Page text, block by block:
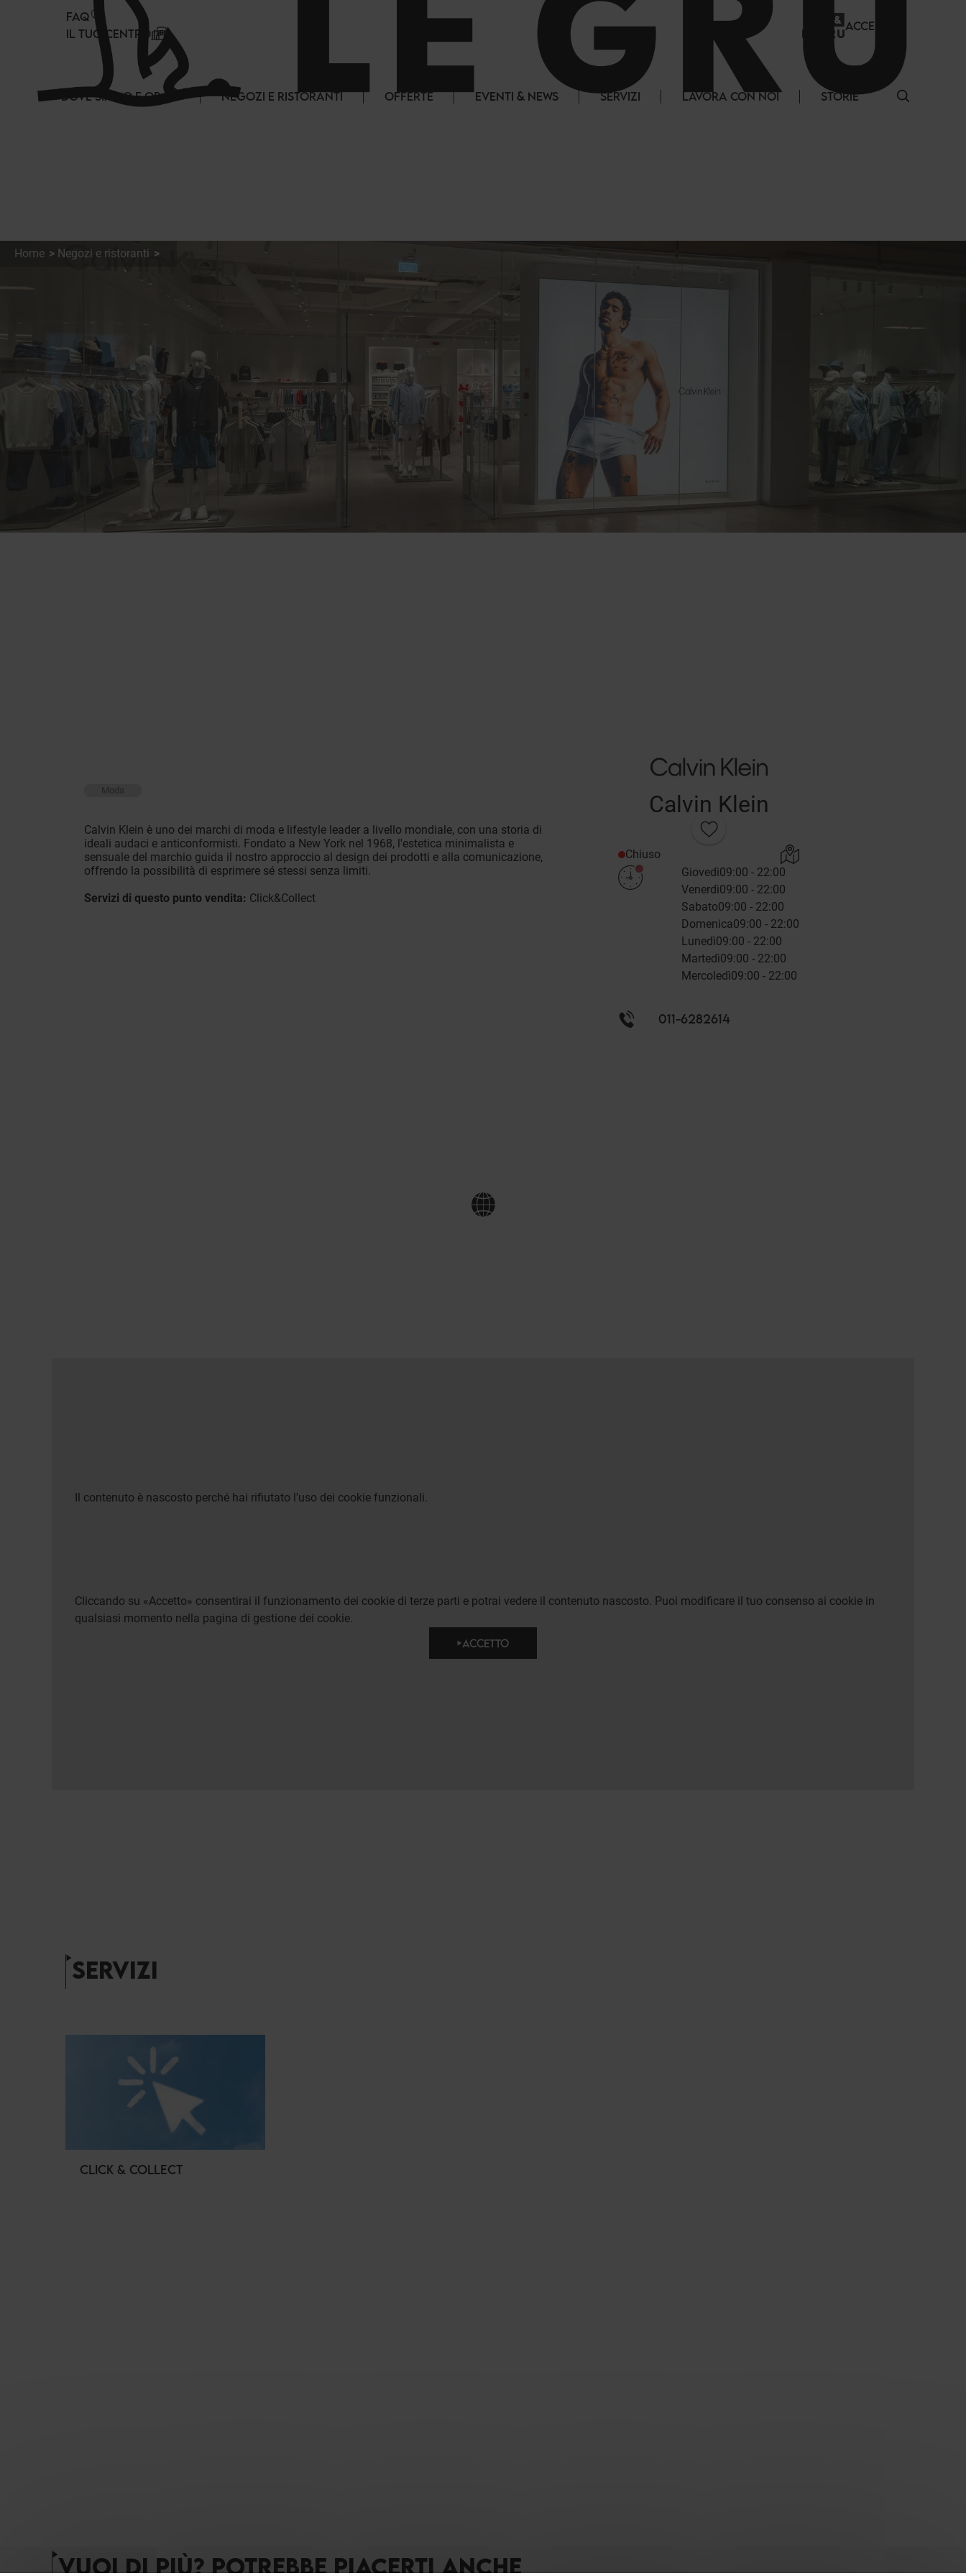
FAQ
IL TUO CENTRO
ACCEDI
DOVE SIAMO E ORARI NEGOZI E RISTORANTI OFFERTE EVENTI & NEWS SERVIZI LAVORA CON NOI STORIE
Home Negozi e ristoranti
Calvin Klein
Chiuso
Giovedì09:00 - 22:00
Venerdì09:00 - 22:00
Sabato09:00 - 22:00
Domenica09:00 - 22:00
Lunedì09:00 - 22:00
Martedì09:00 - 22:00
Mercoledì09:00 - 22:00
011-6282614
Moda
Calvin Klein è uno dei marchi di moda e lifestyle leader a livello mondiale, con una storia di
ideali audaci e anticonformisti. Fondato a New York nel 1968, l'estetica minimalista e
sensuale del marchio guida il nostro approccio al design dei prodotti e alla comunicazione,
offrendo la possibilità di esprimere sé stessi senza limiti.
Servizi di questo punto vendita: Click&Collect
Il contenuto è nascosto perché hai rifiutato l'uso dei cookie funzionali.
Cliccando su «Accetto» consentirai il funzionamento dei cookie di terze parti e potrai vedere il contenuto nascosto. Puoi modificare il tuo consenso ai cookie in
qualsiasi momento nella pagina di gestione dei cookie.
ACCETTO
SERVIZI
CLICK & COLLECT
VUOI DI PIÙ? POTREBBE PIACERTI ANCHE
Pannello di gestione dei cookies